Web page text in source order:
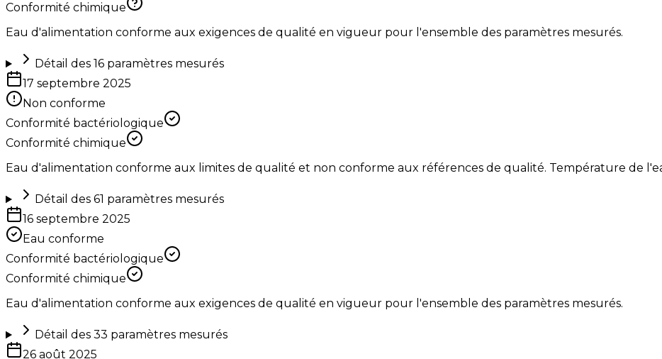
Conformité chimique
Eau d'alimentation conforme aux exigences de qualité en vigueur pour l'ensemble des paramètres mesurés.
Détail des 16paramètres mesurés
17 septembre 2025
Non conforme
Conformité bactériologique
Conformité chimique
Eau d'alimentation conforme aux limites de qualité et non conforme aux références de qualité. Température de
Détail des 61 paramètres mesurés
16 septembre 2025
Eau conforme
Conformité bactériologique
Conformité chimique
Eau d'alimentation conforme aux exigences de qualité en vigueur pour l'ensemble des paramètres mesurés.
Détail des 33 paramètres mesurés
26 août 2025